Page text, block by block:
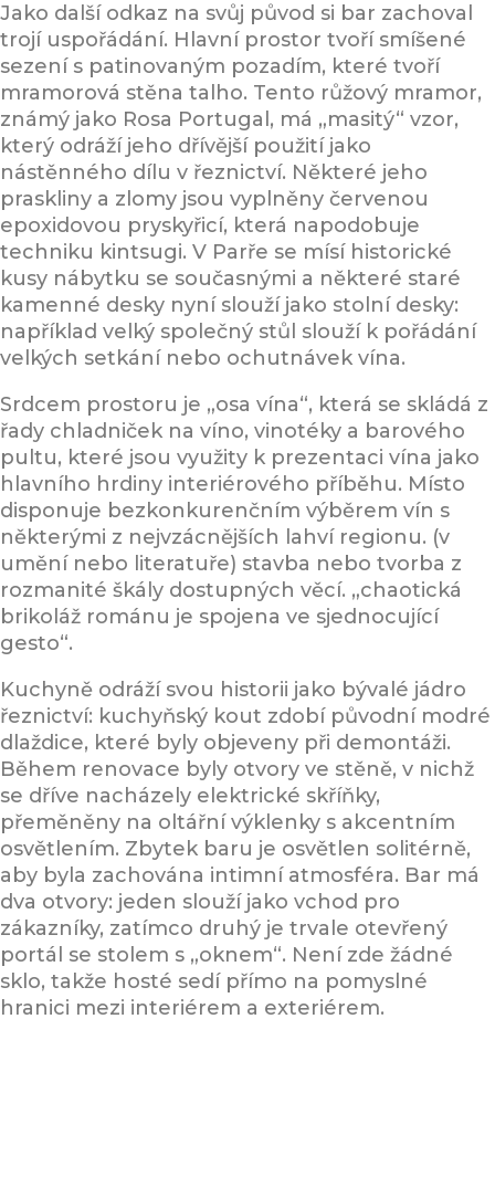
Jako další odkaz na svůj původ si bar zachoval
trojí uspořádání. Hlavní prostor tvoří smíšené
sezení s patinovaným pozadím, které tvoří
mramorová stěna talho. Tento růžový mramor,
známý jako Rosa Portugal, má „masitý“ vzor,
který odráží jeho dřívější použití jako
nástěnného dílu v řeznictví. Některé jeho
praskliny a zlomy jsou vyplněny červenou
epoxidovou pryskyřicí, která napodobuje
techniku kintsugi. V Parře se mísí historické
kusy nábytku se současnými a některé staré
kamenné desky nyní slouží jako stolní desky:
například velký společný stůl slouží k pořádání
velkých setkání nebo ochutnávek vína.
Srdcem prostoru je „osa vína“, která se skládá z
řady chladniček na víno, vinotéky a barového
pultu, které jsou využity k prezentaci vína jako
hlavního hrdiny interiérového příběhu. Místo
disponuje bezkonkurenčním výběrem vín s
některými z nejvzácnějších lahví regionu. (v
umění nebo literatuře) stavba nebo tvorba z
rozmanité škály dostupných věcí. „chaotická
brikoláž románu je spojena ve sjednocující
gesto“.
Kuchyně odráží svou historii jako bývalé jádro
řeznictví: kuchyňský kout zdobí původní modré
dlaždice, které byly objeveny při demontáži.
Během renovace byly otvory ve stěně, v nichž
se dříve nacházely elektrické skříňky,
přeměněny na oltářní výklenky s akcentním
osvětlením. Zbytek baru je osvětlen solitérně,
aby byla zachována intimní atmosféra. Bar má
dva otvory: jeden slouží jako vchod pro
zákazníky, zatímco druhý je trvale otevřený
portál se stolem s „oknem“. Není zde žádné
sklo, takže hosté sedí přímo na pomyslné
hranici mezi interiérem a exteriérem.